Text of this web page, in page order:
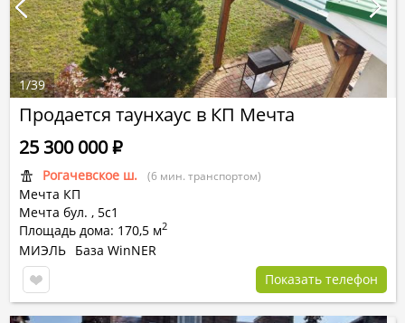
Продается таунхаус в КП Мечта
Рогачевское ш. (6 мин. транспортом)
Мечта КП
Мечта бул. , 5с1
Площадь дома: 170,5 м2
25 300 000Р
МИЭЛЬ База WinNER
Показать телефон
1/39